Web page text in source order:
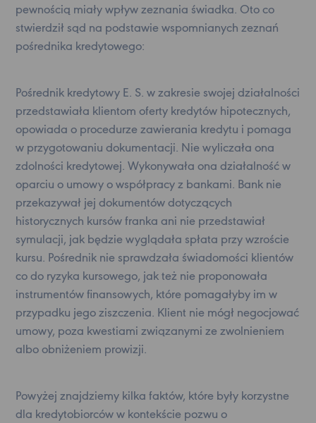
pewnością miały wpływ zeznania świadka. Oto co
stwierdził sąd na podstawie wspomnianych zeznań
pośrednika kredytowego:
Pośrednik kredytowy E. S. w zakresie swojej działalności
przedstawiała klientom oferty kredytów hipotecznych,
opowiada o procedurze zawierania kredytu i pomaga
w przygotowaniu dokumentacji. Nie wyliczała ona
zdolności kredytowej. Wykonywała ona działalność w
oparciu o umowy o współpracy z bankami. Bank nie
przekazywał jej dokumentów dotyczących
historycznych kursów franka ani nie przedstawiał
symulacji, jak będzie wyglądała spłata przy wzroście
kursu. Pośrednik nie sprawdzała świadomości klientów
co do ryzyka kursowego, jak też nie proponowała
instrumentów finansowych, które pomagałyby im w
przypadku jego ziszczenia. Klient nie mógł negocjować
umowy, poza kwestiami związanymi ze zwolnieniem
albo obniżeniem prowizji.
Powyżej znajdziemy kilka faktów, które były korzystne
dla kredytobiorców w kontekście pozwu o